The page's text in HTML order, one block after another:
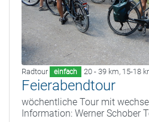
Radtour einfach 20 - 39 km, 15-18
Feierabendtour
wöchentliche Tour mit
Information: Werner Schober